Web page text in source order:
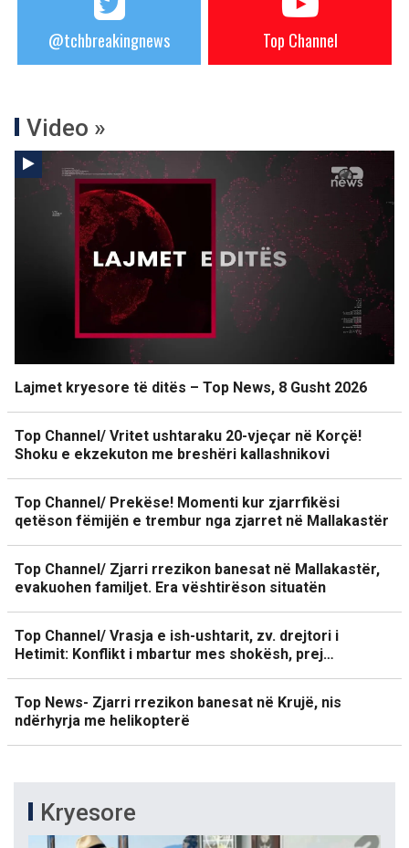
@tchbreakingnews Top Channel
Video »
Lajmet kryesore të ditës – Top News, 8 Gusht 2026
Top Channel/ Vritet ushtaraku 20-vjeçar në Korçë!
Shoku e ekzekuton me breshëri kallashnikovi
Top Channel/ Prekëse! Momenti kur zjarrfikësi
qetëson fëmijën e trembur nga zjarret në Mallakastër
Top Channel/ Zjarri rrezikon banesat në Mallakastër,
evakuohen familjet. Era vështirëson situatën
Top Channel/ Vrasja e ish-ushtarit, zv. drejtori i
Hetimit: Konflikt i mbartur mes shokësh, prej…
Top News- Zjarri rrezikon banesat në Krujë, nis
ndërhyrja me helikopterë
Kryesore